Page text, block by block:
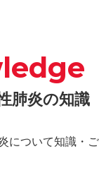
肺炎の知識
について知識・